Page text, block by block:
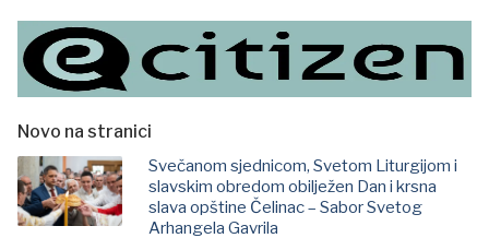
Novo na stranici
Svečanom sjednicom, Svetom Liturgijom i
slavskim obredom obilježen Dan i krsna
slava opštine Čelinac – Sabor Svetog
Arhangela Gavrila